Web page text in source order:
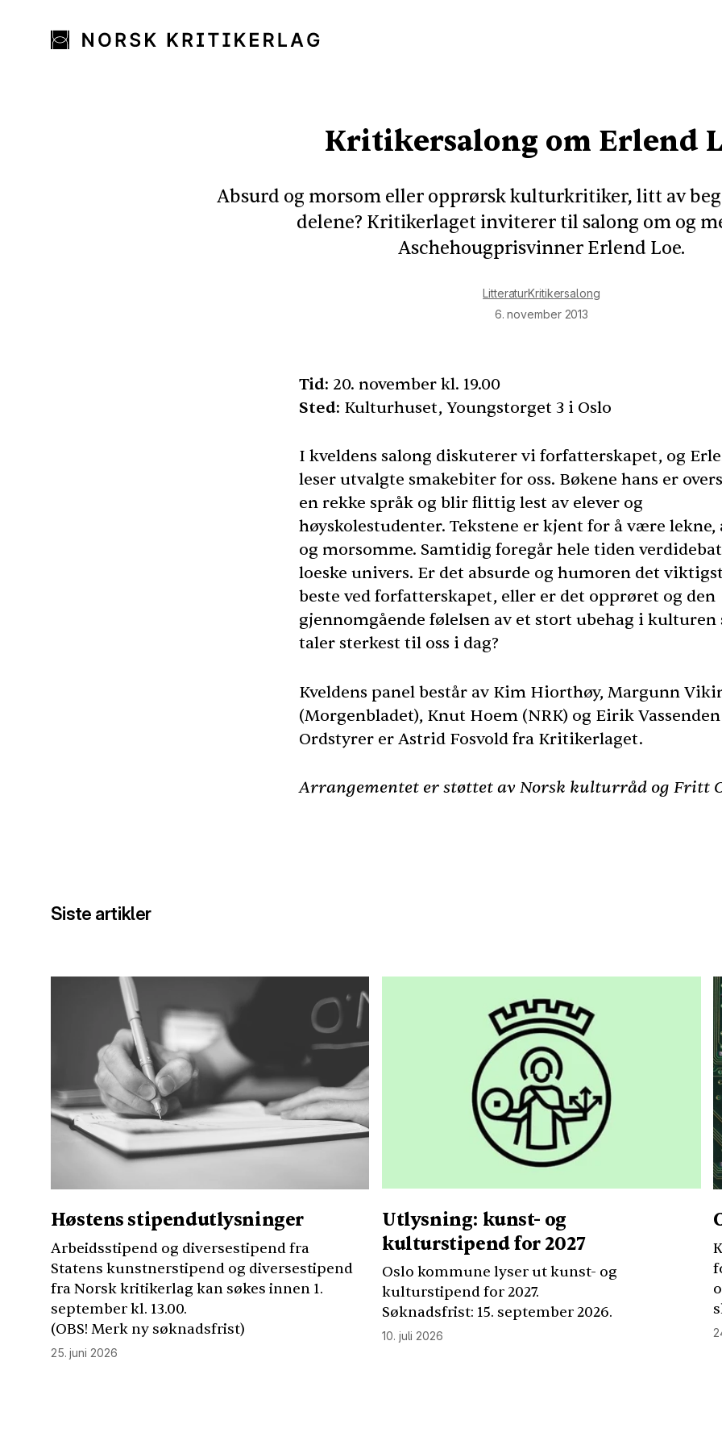
Kritikersalong om Erlend
Absurd og morsom eller opprørsk kulturkritiker, litt av
delene? Kritikerlaget inviterer til salong om og
Aschehougprisvinner Erlend Loe.
LitteraturKritikersalong
6. november 2013
Tid: 20. november kl. 19.00
Sted: Kulturhuset, Youngstorget 3 i Oslo
I kveldens salong diskuterer vi forfatterskapet, og
leser utvalgte smakebiter for oss. Bøkene hans er
en rekke språk og blir flittig lest av elever og
høyskolestudenter. Tekstene er kjent for å være lekne,
og morsomme. Samtidig foregår hele tiden
loeske univers. Er det absurde og humoren det
beste ved forfatterskapet, eller er det opprøret og den
gjennomgående følelsen av et stort ubehag i kulturen
taler sterkest til oss i dag?
Kveldens panel består av Kim Hiorthøy, Margunn
(Morgenbladet), Knut Hoem (NRK) og Eirik
Ordstyrer er Astrid Fosvold fra Kritikerlaget.
Arrangementet er støttet av Norsk kulturråd og Fritt
Siste artikler
Høstens stipendutlysninger
Arbeidsstipend og diversestipend fra
Statens kunstnerstipend og diversestipend
fra Norsk kritikerlag kan søkes innen 1.
september kl. 13.00.
(OBS! Merk ny søknadsfrist)
25. juni 2026
Utlysning: kunst- og
kulturstipend for 2027
Oslo kommune lyser ut kunst- og
kulturstipend for 2027.
Søknadsfrist: 15. september 2026.
10. juli 2026